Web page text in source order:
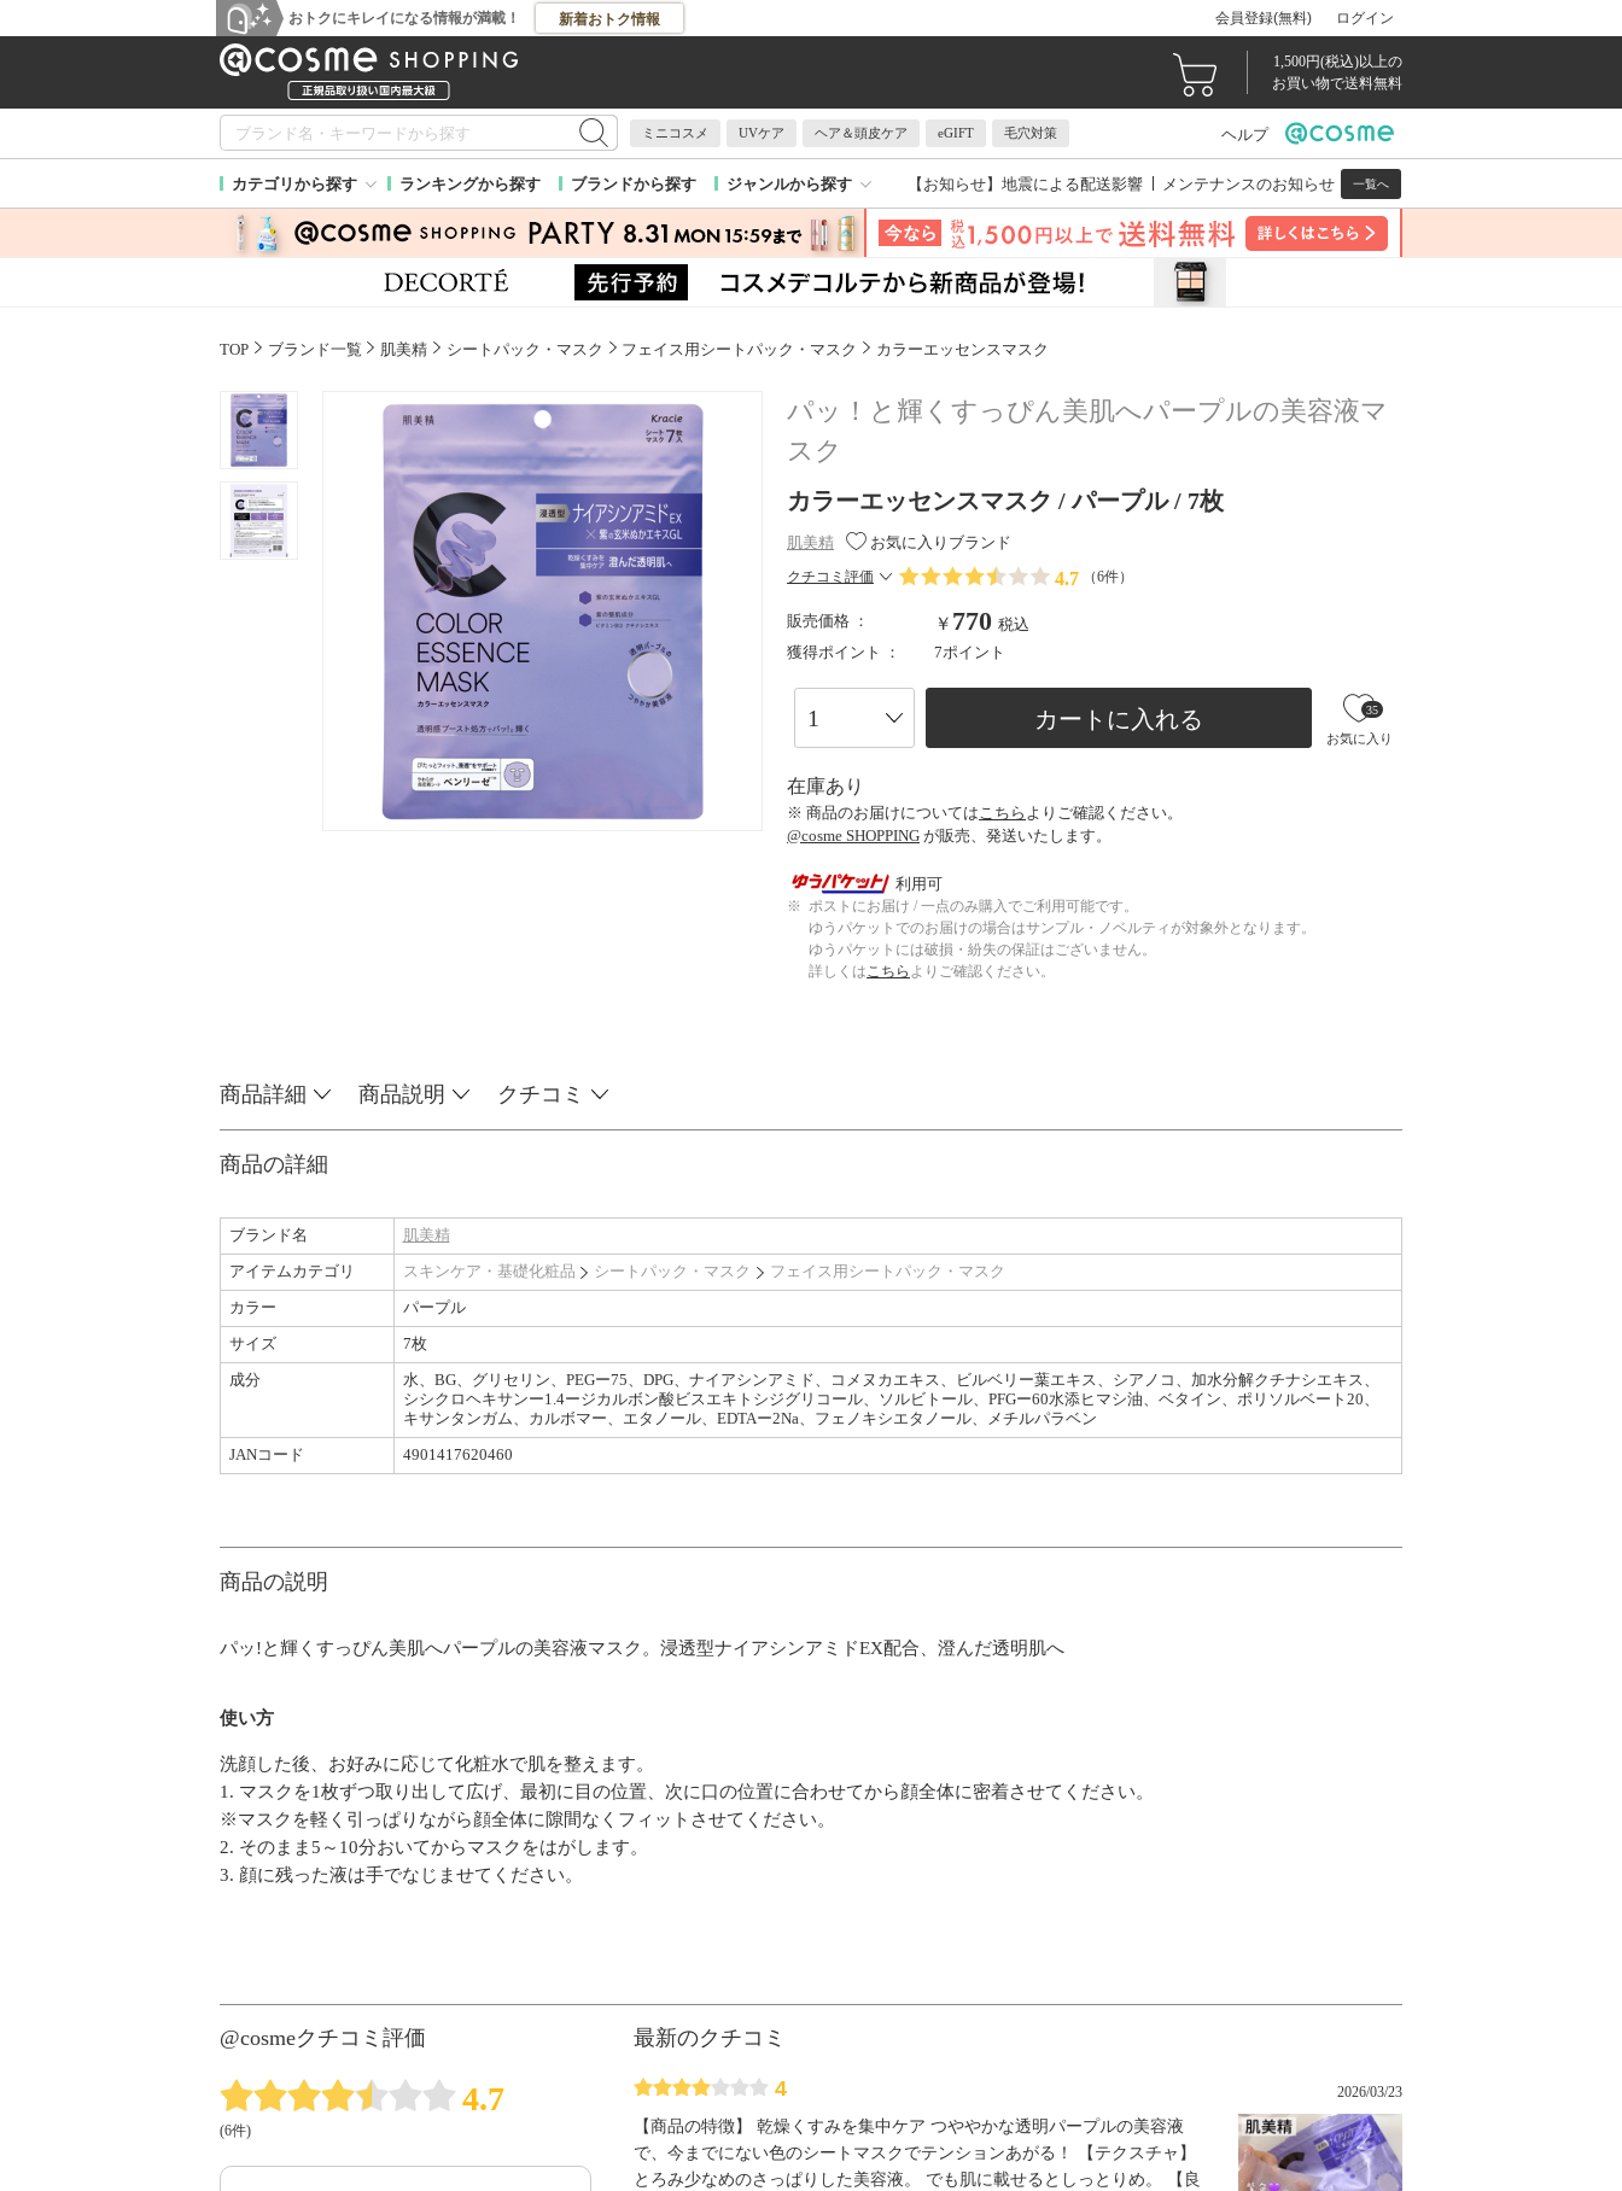
おトクにキレイになる情報が満載！ 新着おトク情報 会員登録(無料) ログイン
1,500円(税込)以上の
お買い物で送料無料
ミニコスメ UVケア ヘア＆頭皮ケア eGIFT 毛穴対策 ヘルプ
カテゴリから探す ランキングから探す ブランドから探す ジャンルから探す 【お知らせ】 地震による配送影響 メンテナンスのお知らせ 一覧へ
TOP ブランド一覧 肌美精 シートパック・マスク フェイス用シートパック・マスク カラーエッセンスマスク
パッ！と輝くすっぴん美肌へパープルの美容液マ
スク
カラーエッセンスマスク / パープル / 7枚
肌美精 お気に入りブランド
クチコミ評価 4.7 （6件）
販売価格 ： ￥ 770 税込
獲得ポイント ：
7ポイント
カートに入れる
お気に入り
35
在庫あり
※ 商品のお届けについては こちら よりご確認ください。
@cosme SHOPPING が販売、発送いたします。
利用可
※ ポストにお届け / 一点のみ購入でご利用可能です。
ゆうパケットでのお届けの場合はサンプル・ノベルティが対象外となります。
ゆうパケットには破損・紛失の保証はございません。
詳しくはこちら よりご確認ください。
商品詳細 商品説明 クチコミ
商品の詳細
ブランド名
肌美精
アイテムカテゴリ
スキンケア・基礎化粧品 シートパック・マスク
フェイス用シートパック・マスク
カラー
パープル
サイズ
7枚
成分
水、BG、グリセリン、PEGー75、DPG、ナイアシンアミド、コメヌカエキス、ビルベリー葉エキス、シアノコ、加水分解クチナシエキス、
シシクロヘキサンー1.4ージカルボン酸ビスエキトシジグリコール、ソルビトール、PFGー60水添ヒマシ油、ベタイン、ポリソルベート20、
キサンタンガム、カルボマー、エタノール、EDTAー2Na、フェノキシエタノール、メチルパラベン
JANコード
4901417620460
商品の説明
パッ!と輝くすっぴん美肌へパープルの美容液マスク。浸透型ナイアシンアミドEX配合、澄んだ透明肌へ
使い方
洗顔した後、お好みに応じて化粧水で肌を整えます。
1. マスクを1枚ずつ取り出して広げ、最初に目の位置、次に口の位置に合わせてから顔全体に密着させてください。
※マスクを軽く引っぱりながら顔全体に隙間なくフィットさせてください。
2. そのまま5～10分おいてからマスクをはがします。
3. 顔に残った液は手でなじませてください。
@cosmeクチコミ評価
4.7
(6件)
最新のクチコミ
4 2026/03/23
【商品の特徴】 乾燥くすみを集中ケア つややかな透明パープルの美容液
で、今までにない色のシートマスクでテンションあがる！ 【テクスチャ】
とろみ少なめのさっぱりした美容液。 でも肌に載せるとしっとりめ。 【良